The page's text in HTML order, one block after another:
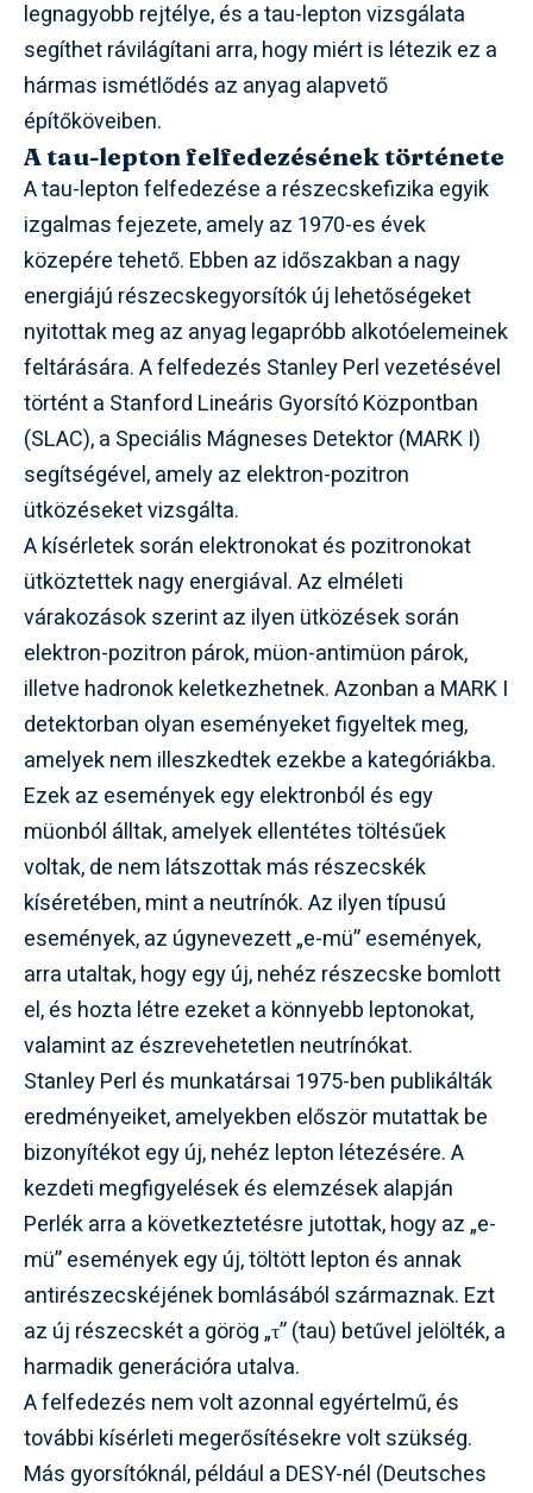
legnagyobb rejtélye, és a tau-lepton vizsgálata
segíthet rávilágítani arra, hogy miért is létezik ez a
hármas ismétlődés az anyag alapvető
építőköveiben.
A tau-lepton felfedezésének története
A tau-lepton felfedezése a részecskefizika egyik
izgalmas fejezete, amely az 1970-es évek
közepére tehető. Ebben az időszakban a nagy
energiájú részecskegyorsítók új lehetőségeket
nyitottak meg az anyag legapróbb alkotóelemeinek
feltárására. A felfedezés Stanley Perl vezetésével
történt a Stanford Lineáris Gyorsító Központban
(SLAC), a Speciális Mágneses Detektor (MARK I)
segítségével, amely az elektron-pozitron
ütközéseket vizsgálta.
A kísérletek során elektronokat és pozitronokat
ütköztettek nagy energiával. Az elméleti
várakozások szerint az ilyen ütközések során
elektron-pozitron párok, müon-antimüon párok,
illetve hadronok keletkezhetnek. Azonban a MARK I
detektorban olyan eseményeket figyeltek meg,
amelyek nem illeszkedtek ezekbe a kategóriákba.
Ezek az események egy elektronból és egy
müonból álltak, amelyek ellentétes töltésűek
voltak, de nem látszottak más részecskék
kíséretében, mint a neutrínók. Az ilyen típusú
események, az úgynevezett „e-mü” események,
arra utaltak, hogy egy új, nehéz részecske bomlott
el, és hozta létre ezeket a könnyebb leptonokat,
valamint az észrevehetetlen neutrínókat.
Stanley Perl és munkatársai 1975-ben publikálták
eredményeiket, amelyekben először mutattak be
bizonyítékot egy új, nehéz lepton létezésére. A
kezdeti megfigyelések és elemzések alapján
Perlék arra a következtetésre jutottak, hogy az „e-
mü” események egy új, töltött lepton és annak
antirészecskéjének bomlásából származnak. Ezt
az új részecskét a görög „τ” (tau) betűvel jelölték, a
harmadik generációra utalva.
A felfedezés nem volt azonnal egyértelmű, és
további kísérleti megerősítésekre volt szükség.
Más gyorsítóknál, például a DESY-nél (Deutsches